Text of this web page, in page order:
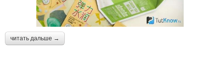
читать дальше →